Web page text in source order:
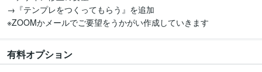
→『テンプレをつくってもらう』を追加
※ZOOMかメールでご要望をうかがい作成していきます
有料オプション